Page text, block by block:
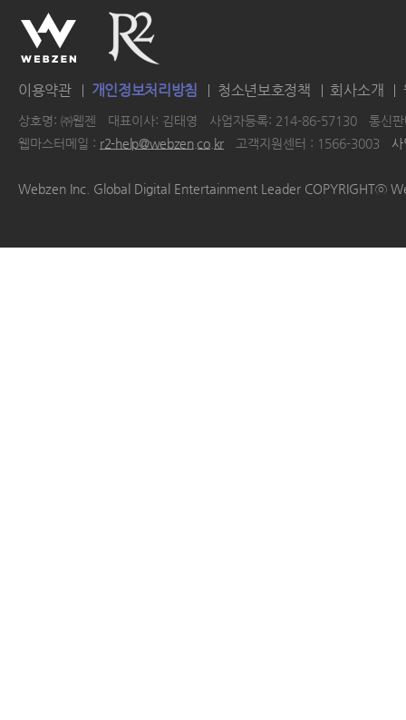
이용약관 개인정보처리방침 청소년보호정책 회사소개
상호명: ㈜웹젠 대표이사: 김태영 사업자등록: 214-86-57130
통신
웹마스터메일 : r2-help@webzen.co.kr 고객지원센터 : 1566-3003
Webzen Inc. Global Digital Entertainment Leader COPYRIGHTⓒ